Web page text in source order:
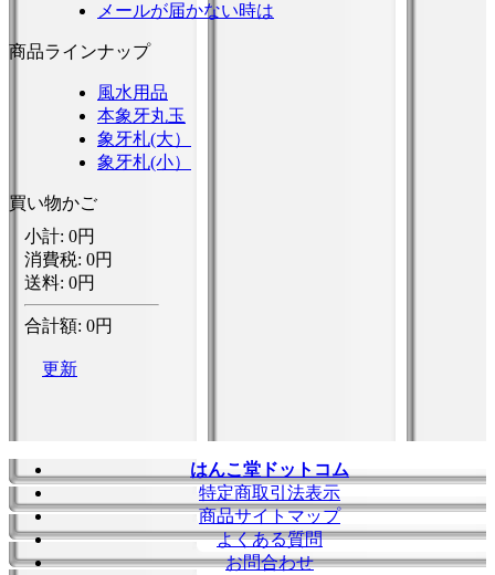
メールが届かない時は
商品ラインナップ
風水用品
本象牙丸玉
象牙札(大）
象牙札(小）
買い物かご
はんこ堂ドットコム
特定商取引法表示
商品サイトマップ
よくある質問
お問合わせ